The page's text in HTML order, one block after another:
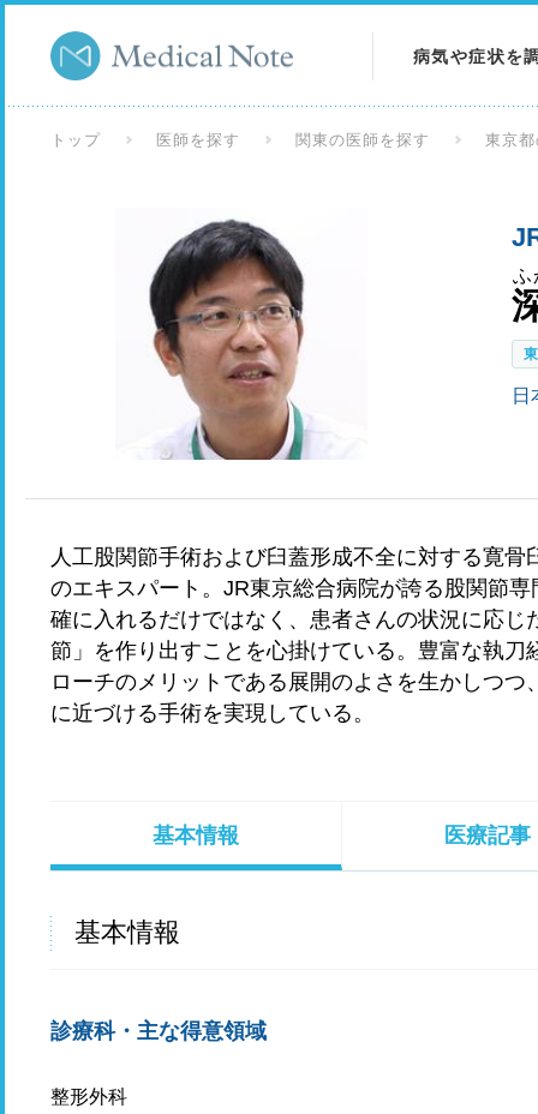
病気や症状を
検査を調べる
トップ 医師を探す 関東の医師を探す 東京
ふ
日
人工股関節手術および臼蓋形成不全に対する寛
のエキスパート。JR東京総合病院が誇る股関節
確に入れるだけではなく、患者さんの状況に応
節」を作り出すことを心掛けている。豊富な執
ローチのメリットである展開のよさを生かしつ
に近づける手術を実現している。
基本情報 医療記事
基本情報
診療科・主な得意領域
整形外科